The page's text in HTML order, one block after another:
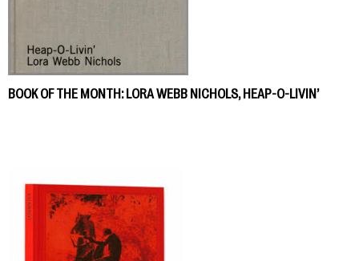
BOOK OF THE MONTH: LORA WEBB NICHOLS, HEAP-O-LIVIN’